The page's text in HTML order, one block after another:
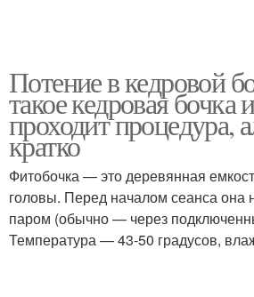
Потение в кедровой
такое кедровая бочка
проходит процедура,
кратко
Фитобочка — это деревянная
головы. Перед началом сеанса она
паром (обычно — через
Температура — 43-50 градусов,